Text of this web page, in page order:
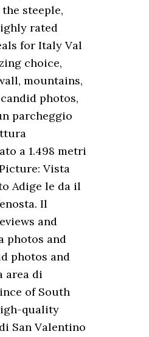
steeple,
rated
for Italy Val
choice,
mountains,
photos,
parcheggio
a 1.498 metri
Vista
Adige le da il
Il
and
photos and
photos and
area di
of South
quality
San Valentino